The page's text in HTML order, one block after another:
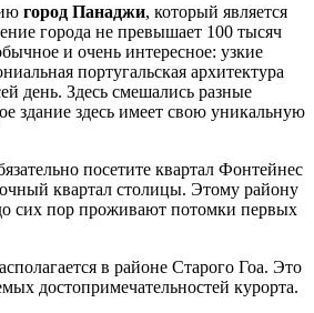
город Панаджи, который является
города не превышает 100 тысяч
и очень интересное: узкие
португальская архитектура
день. Здесь смешались разные
здание здесь имеет свою уникальную
посетите квартал Фонтейнес
квартал столицы. Этому району
сих пор проживают потомки первых
в районе Старого Гоа. Это
достопримечательностей курорта.